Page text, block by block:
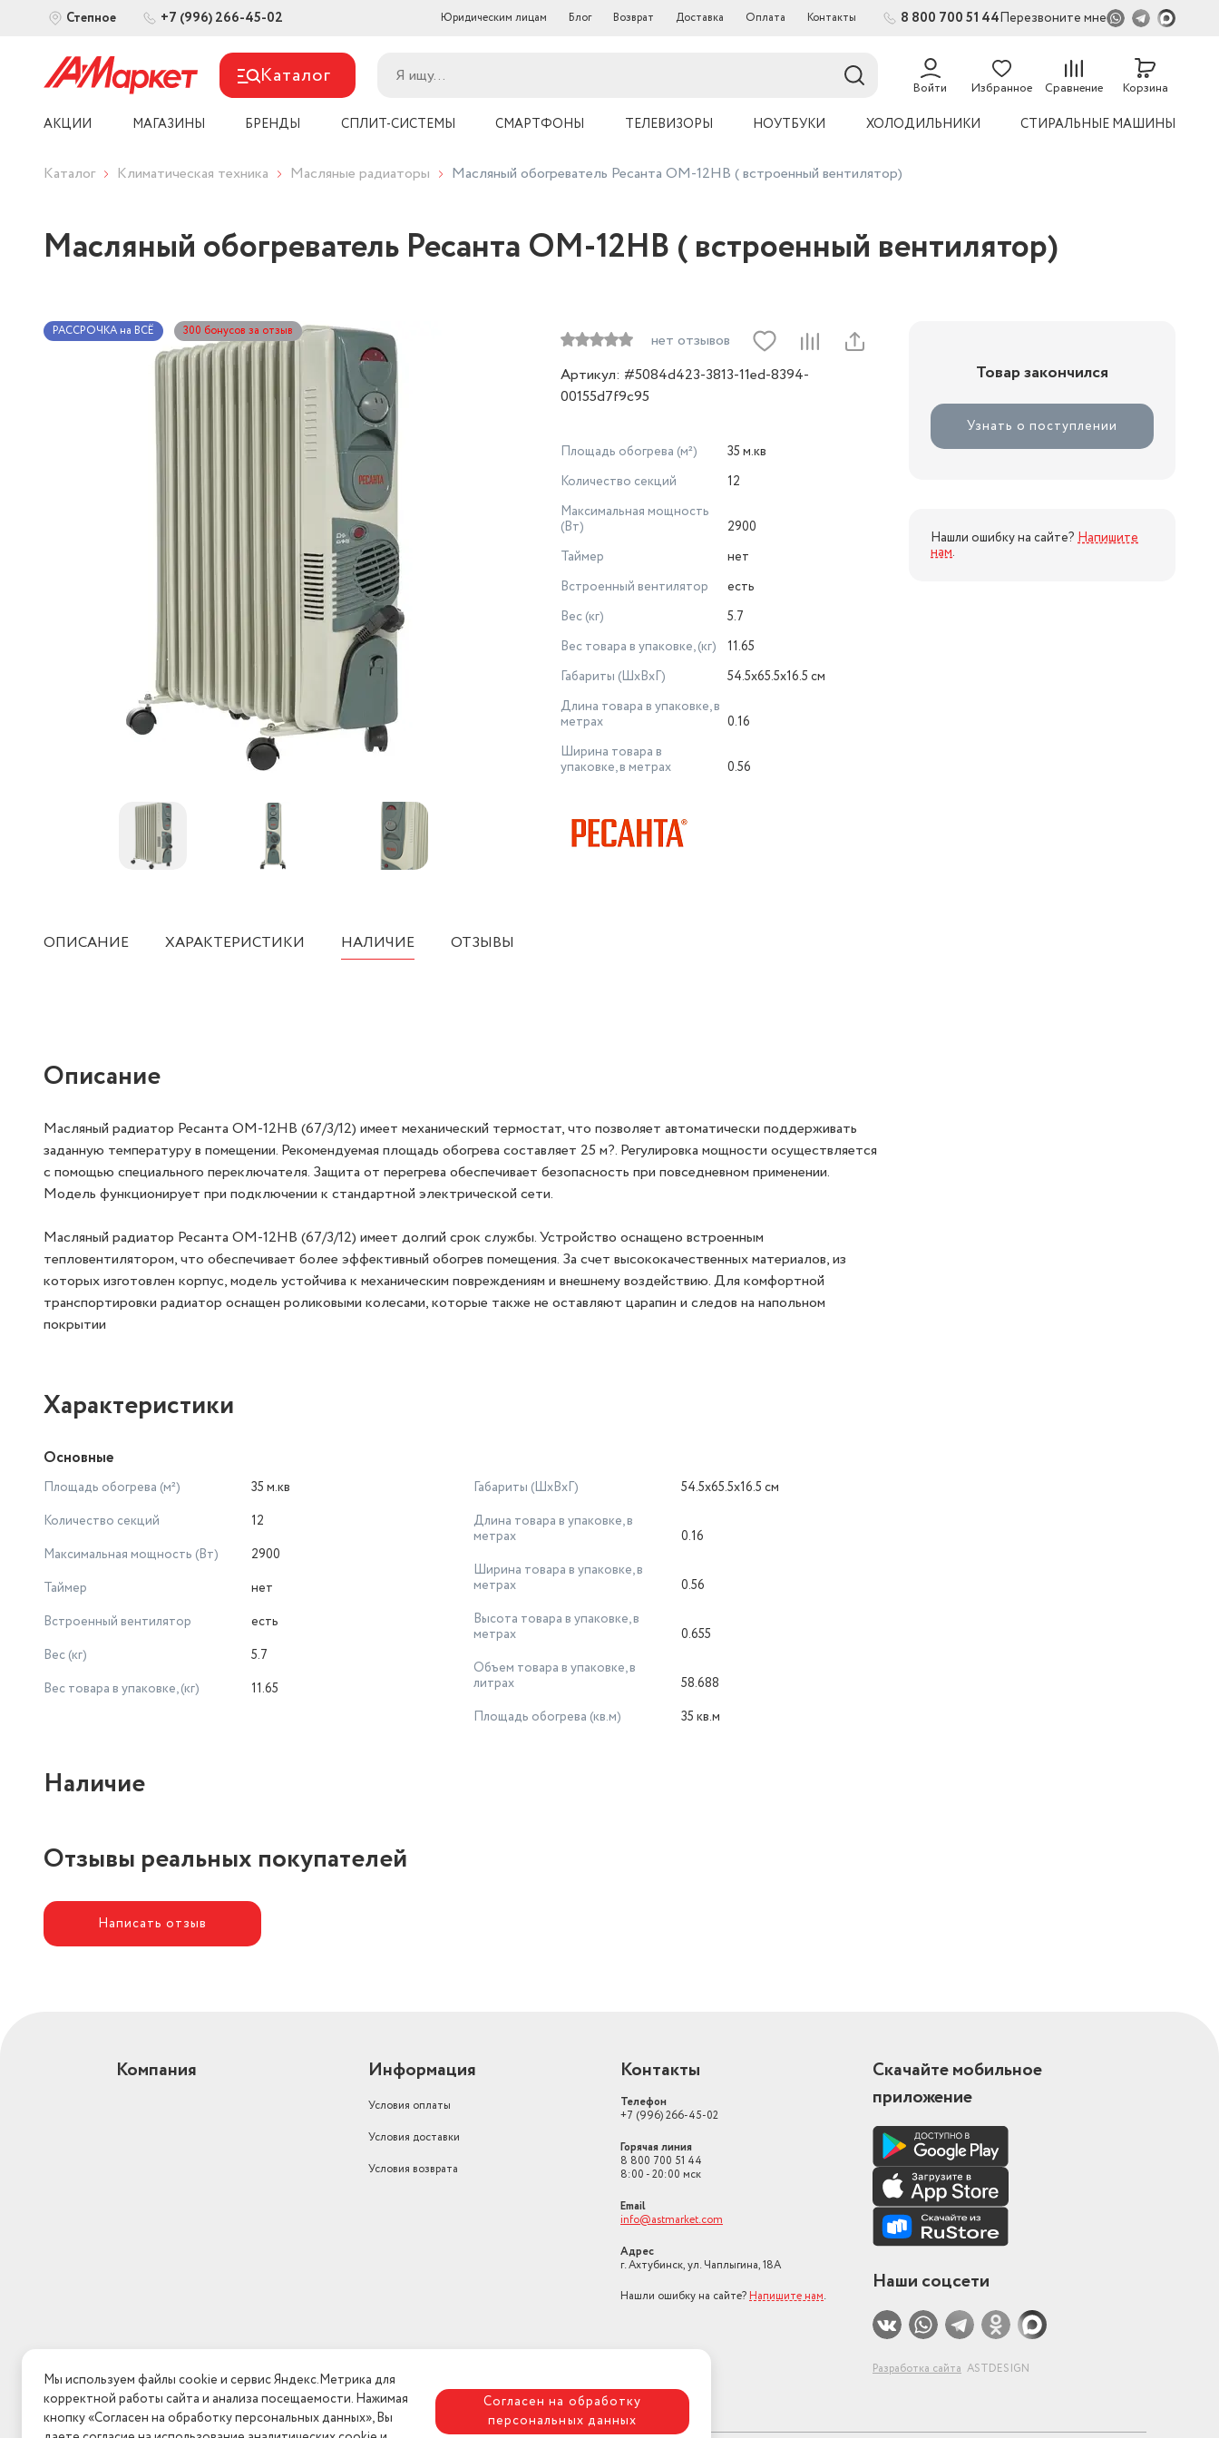
Степное +7 (996) 266-45-02 Юридическим лицам Блог Возврат Доставка Оплата Контакты 8 800 700 51 44Перезвоните мне
Каталог Войти Избранное Сравнение Корзина
АКЦИИ МАГАЗИНЫ БРЕНДЫ СПЛИТ-СИСТЕМЫ СМАРТФОНЫ ТЕЛЕВИЗОРЫ НОУТБУКИ ХОЛОДИЛЬНИКИ СТИРАЛЬНЫЕ МАШИНЫ
Каталог Климатическая техника Масляные радиаторы Масляный обогреватель Ресанта ОМ-12НВ ( встроенный вентилятор)
Масляный обогреватель Ресанта ОМ-12НВ ( встроенный вентилятор)
РАССРОЧКА на ВСЁ 300 бонусов за отзыв
нет отзывов
Артикул: #5084d423-3813-11ed-8394-
00155d7f9c95
Площадь обогрева (м²)
35 м.кв
Количество секций
12
Максимальная мощность
(Вт)
2900
Таймер
нет
Встроенный вентилятор
есть
Вес (кг)
5.7
Вес товара в упаковке, (кг)
11.65
Габариты (ШхВхГ)
54.5x65.5x16.5 см
Длина товара в упаковке, в
метрах
0.16
Ширина товара в
упаковке, в метрах
0.56
Товар закончился
Узнать о поступлении
Нашли ошибку на сайте? Напишите
нам.
ОПИСАНИЕ ХАРАКТЕРИСТИКИ НАЛИЧИЕ ОТЗЫВЫ
Описание
Масляный радиатор Ресанта ОМ-12НВ (67/3/12) имеет механический термостат, что позволяет автоматически поддерживать
заданную температуру в помещении. Рекомендуемая площадь обогрева составляет 25 м?. Регулировка мощности осуществляется
с помощью специального переключателя. Защита от перегрева обеспечивает безопасность при повседневном применении.
Модель функционирует при подключении к стандартной электрической сети.
Масляный радиатор Ресанта ОМ-12НВ (67/3/12) имеет долгий срок службы. Устройство оснащено встроенным
тепловентилятором, что обеспечивает более эффективный обогрев помещения. За счет высококачественных материалов, из
которых изготовлен корпус, модель устойчива к механическим повреждениям и внешнему воздействию. Для комфортной
транспортировки радиатор оснащен роликовыми колесами, которые также не оставляют царапин и следов на напольном
покрытии
Характеристики
Основные
Площадь обогрева (м²)
35 м.кв
Количество секций
12
Максимальная мощность (Вт)
2900
Таймер
нет
Встроенный вентилятор
есть
Вес (кг)
5.7
Вес товара в упаковке, (кг)
11.65
Габариты (ШхВхГ)
54.5x65.5x16.5 см
Длина товара в упаковке, в
метрах
0.16
Ширина товара в упаковке, в
метрах
0.56
Высота товара в упаковке, в
метрах
0.655
Объем товара в упаковке, в
литрах
58.688
Площадь обогрева (кв.м)
35 кв.м
Наличие
Отзывы реальных покупателей
Написать отзыв
Компания Информация
Условия оплаты
Условия доставки
Условия возврата
Контакты
Телефон
+7 (996) 266-45-02
Горячая линия
8 800 700 51 44
8:00 - 20:00 мск
Email
info@astmarket.com
Адрес
г. Ахтубинск, ул. Чаплыгина, 18А
Нашли ошибку на сайте? Напишите нам.
Скачайте мобильное
приложение
Наши соцсети
Разработка сайта ASTDESIGN
Мы используем файлы cookie и сервис Яндекс.Метрика для
корректной работы сайта и анализа посещаемости. Нажимая
кнопку «Согласен на обработку персональных данных», Вы
Согласен на обработку
персональных данных